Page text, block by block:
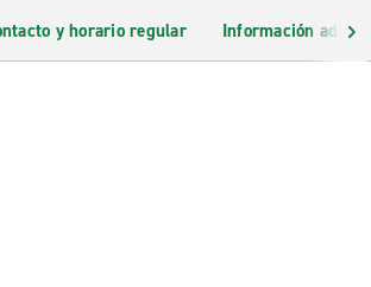
y horario regular Información